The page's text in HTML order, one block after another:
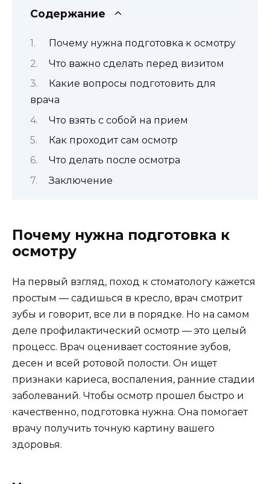
Содержание
Почему нужна подготовка к осмотру
Что важно сделать перед визитом
Какие вопросы подготовить для
врача
Что взять с собой на прием
Как проходит сам осмотр
Что делать после осмотра
Заключение
Почему нужна подготовка к
осмотру
На первый взгляд, поход к стоматологу кажется
простым — садишься в кресло, врач смотрит
зубы и говорит, все ли в порядке. Но на самом
деле профилактический осмотр — это целый
процесс. Врач оценивает состояние зубов,
десен и всей ротовой полости. Он ищет
признаки кариеса, воспаления, ранние стадии
заболеваний. Чтобы осмотр прошел быстро и
качественно, подготовка нужна. Она помогает
врачу получить точную картину вашего
здоровья.